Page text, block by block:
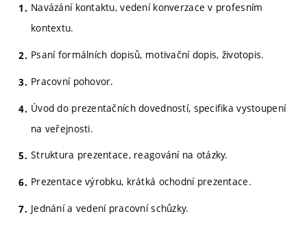
Navázání kontaktu, vedení konverzace v profesním
kontextu.
Psaní formálních dopisů, motivační dopis, životopis.
Pracovní pohovor.
Úvod do prezentačních dovedností, specifika vystoupení
na veřejnosti.
Struktura prezentace, reagování na otázky.
Prezentace výrobku, krátká ochodní prezentace.
Jednání a vedení pracovní schůzky.